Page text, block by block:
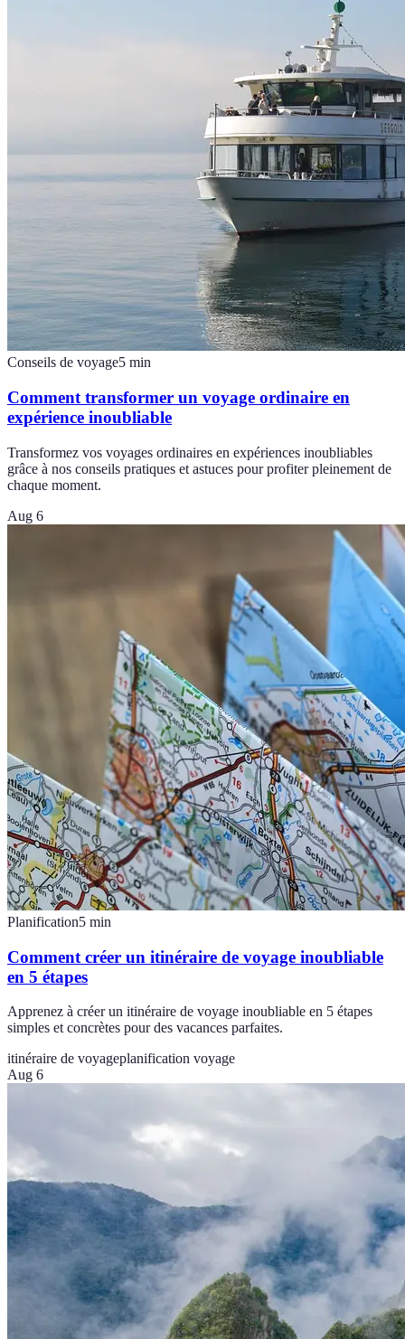
Conseils de voyage5 min
Comment transformer un voyage ordinaire en
expérience inoubliable
Transformez vos voyages ordinaires en expériences inoubliables
grâce à nos conseils pratiques et astuces pour profiter pleinement de
chaque moment.
Aug 6
Planification5 min
Comment créer un itinéraire de voyage inoubliable
en 5 étapes
Apprenez à créer un itinéraire de voyage inoubliable en 5 étapes
simples et concrètes pour des vacances parfaites.
itinéraire de voyageplanification voyage
Aug 6